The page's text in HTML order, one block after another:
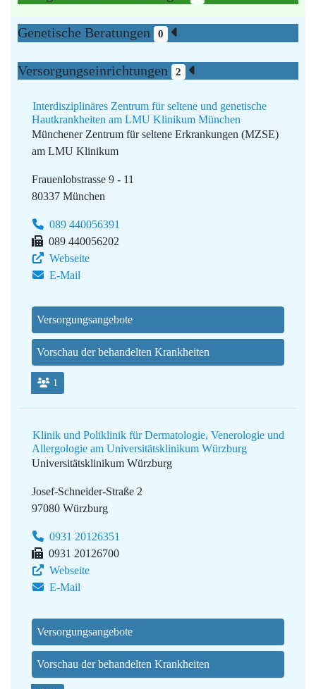
Genetische Beratungen 0
Versorgungseinrichtungen 2
Interdisziplinäres Zentrum für seltene und genetische
Hautkrankheiten am LMU Klinikum München
Münchener Zentrum für seltene Erkrankungen (MZSE)
am LMU Klinikum
Frauenlobstrasse 9 - 11
80337 München
089 440056391
089 440056202
Webseite
E-Mail
Versorgungsangebote
Vorschau der behandelten Krankheiten
1
Klinik und Poliklinik für Dermatologie, Venerologie und
Allergologie am Universitätsklinikum Würzburg
Universitätsklinikum Würzburg
Josef-Schneider-Straße 2
97080 Würzburg
0931 20126351
0931 20126700
Webseite
E-Mail
Versorgungsangebote
Vorschau der behandelten Krankheiten